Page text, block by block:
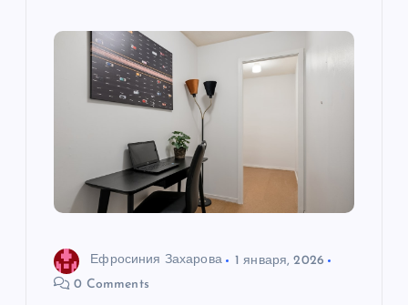
Ефросиния Захарова
1 января, 2026
0 Comments